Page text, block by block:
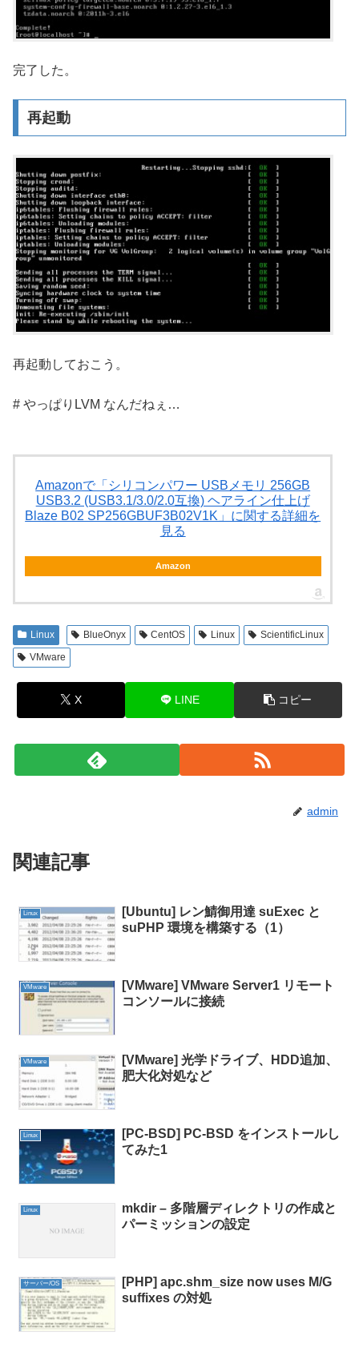
完了した。
再起動
再起動しておこう。
# やっぱりLVM なんだねぇ…
Amazonで「シリコンパワー USBメモリ 256GB
USB3.2 (USB3.1/3.0/2.0互換) ヘアライン仕上げ
Blaze B02 SP256GBUF3B02V1K」に関する詳細を
見る
Amazon
Linux BlueOnyx CentOS Linux
ScientificLinux
VMware
X LINE コピー
admin
関連記事
Linux
[Ubuntu] レン鯖御用達 suExec と
suPHP 環境を構築する（1）
VMware
[VMware] VMware Server1 リモート
コンソールに接続
VMware
[VMware] 光学ドライブ、HDD追加、
肥大化対処など
Linux
[PC-BSD] PC-BSD をインストールし
てみた1
Linux
mkdir – 多階層ディレクトリの作成と
パーミッションの設定
サーバー/OS
[PHP] apc.shm_size now uses M/G
suffixes の対処